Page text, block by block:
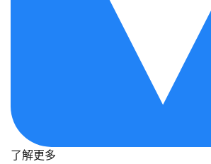
了解更多